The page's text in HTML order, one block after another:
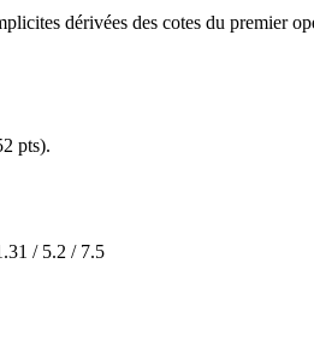
dérivées des cotes du premier
pts).
/ 5.2 / 7.5